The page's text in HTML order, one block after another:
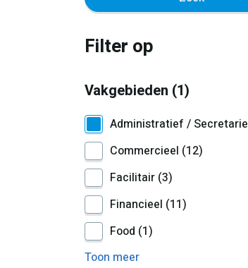
Filter op
Vakgebieden 1
Administratief /
Commercieel 12
Facilitair 3
Financieel 11
Food 1
Toon meer